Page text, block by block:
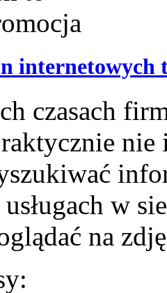
internetowych
czasach
w
na